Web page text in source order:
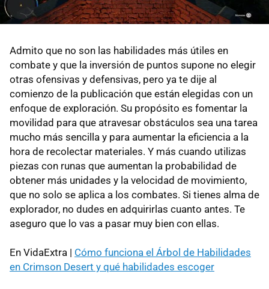
Admito que no son las habilidades más útiles en
combate y que la inversión de puntos supone no elegir
otras ofensivas y defensivas, pero ya te dije al
comienzo de la publicación que están elegidas con un
enfoque de exploración. Su propósito es fomentar la
movilidad para que atravesar obstáculos sea una tarea
mucho más sencilla y para aumentar la eficiencia a la
hora de recolectar materiales. Y más cuando utilizas
piezas con runas que aumentan la probabilidad de
obtener más unidades y la velocidad de movimiento,
que no solo se aplica a los combates. Si tienes alma de
explorador, no dudes en adquirirlas cuanto antes. Te
aseguro que lo vas a pasar muy bien con ellas.
En VidaExtra | Cómo funciona el Árbol de Habilidades
en Crimson Desert y qué habilidades escoger